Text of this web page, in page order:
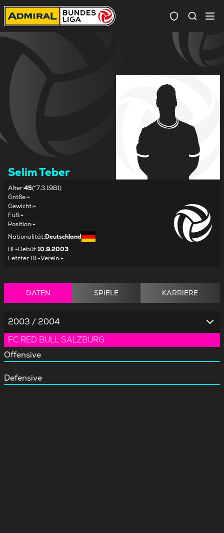
Selim Teber
Alter:45(*7.3.1981)
Größe:-
Gewicht:-
Fuß:-
Position:-
Nationalität:Deutschland
BL-Debüt:10.9.2003
Letzter BL-Verein:-
DATEN SPIELE KARRIERE
2003 / 2004
FC RED BULL SALZBURG
Offensive
Defensive